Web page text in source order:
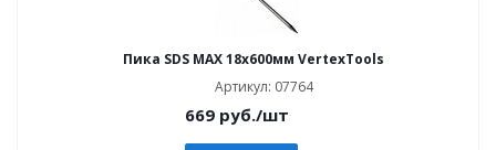
Пика SDS MAX 18x600мм VertexTools
Артикул: 07764
669 руб./шт